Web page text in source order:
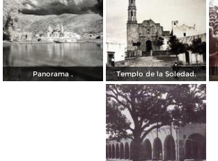
Panorama . Templo de la Soledad.